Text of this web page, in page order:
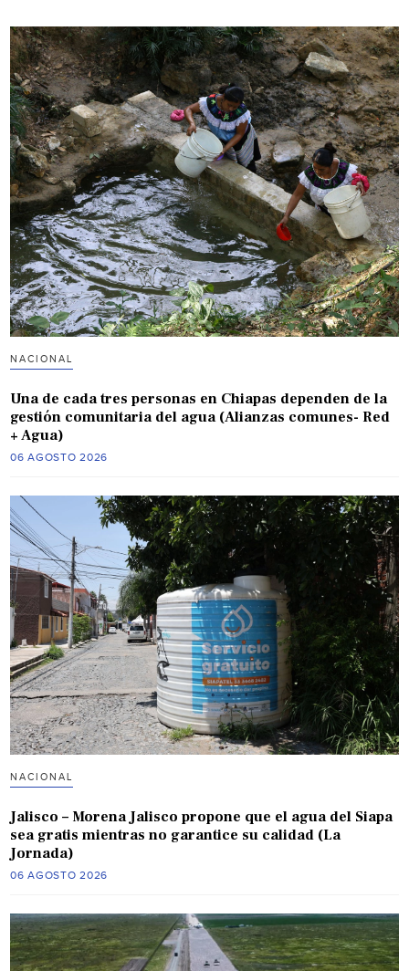
NACIONAL
Una de cada tres personas en Chiapas dependen de la
gestión comunitaria del agua (Alianzas comunes- Red
+ Agua)
06 AGOSTO 2026
NACIONAL
Jalisco – Morena Jalisco propone que el agua del Siapa
sea gratis mientras no garantice su calidad (La
Jornada)
06 AGOSTO 2026